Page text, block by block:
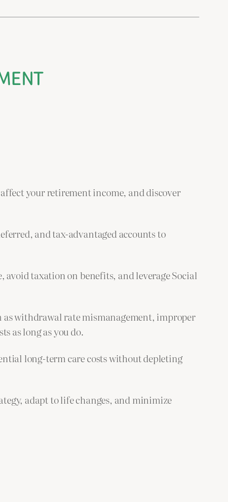
your retirement income, and discover
and tax-advantaged accounts to
avoid taxation on benefits, and leverage Social
as withdrawal rate mismanagement, improper
as long as you do.
long-term care costs without depleting
adapt to life changes, and minimize